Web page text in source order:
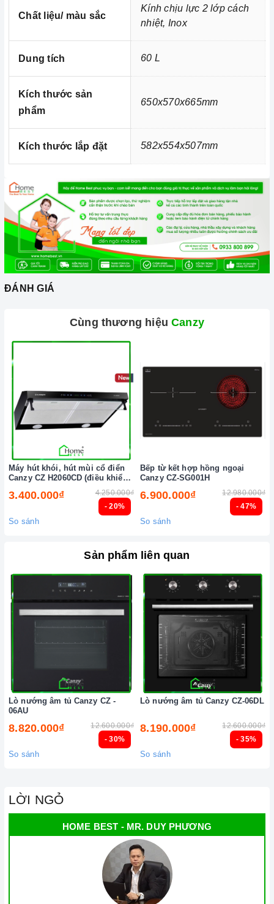
Ảnh minh họa
Chất liệu/ màu sắc
Kính chịu lực 2 lớp cách
nhiệt, Inox
Dung tích 60 L
Kích thước sản
phẩm
650x570x665mm
Kích thước lắp đặt 582x554x507mm
ĐÁNH GIÁ
Cùng thương hiệuCanzy
- 20%
Máy hút khói, hút mùi cổ điển
Canzy CZ H2060CD (điều khiển
3.400.000₫ 4.250.000₫
So sánh
- 47%
Bếp từ kết hợp hồng ngoại
Canzy CZ-SG001H
6.900.000₫ 12.980.000₫
So sánh
Sản phẩm liên quan
- 30%
Lò nướng âm tủ Canzy CZ -
06AU
8.820.000₫ 12.600.000₫
So sánh
- 35%
Lò nướng âm tủ Canzy CZ-06DL
8.190.000₫ 12.600.000₫
So sánh
LỜI NGỎ
HOME BEST - MR. DUY PHƯƠNG